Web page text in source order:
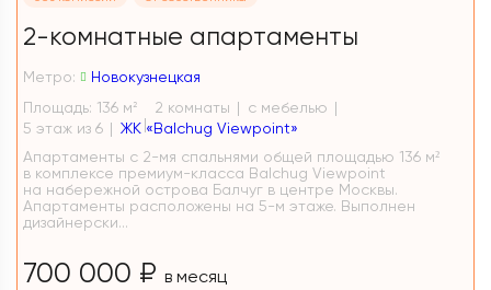
2-комнатные апартаменты
Метро:
Новокузнецкая
Площадь: 136 м 2 2 комнаты
с мебелью
5 этаж из 6
ЖК «Balchug Viewpoint»
Апартаменты с 2-мя спальнями общей площадью 136 м²
в комплексе премиум-класса Balchug Viewpoint
на набережной острова Балчуг в центре Москвы.
Апартаменты расположены на 5-м этаже. Выполнен
дизайнерски...
700 000 ₽ в месяц